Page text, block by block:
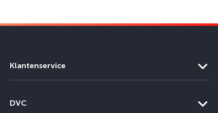
Klantenservice
DVC